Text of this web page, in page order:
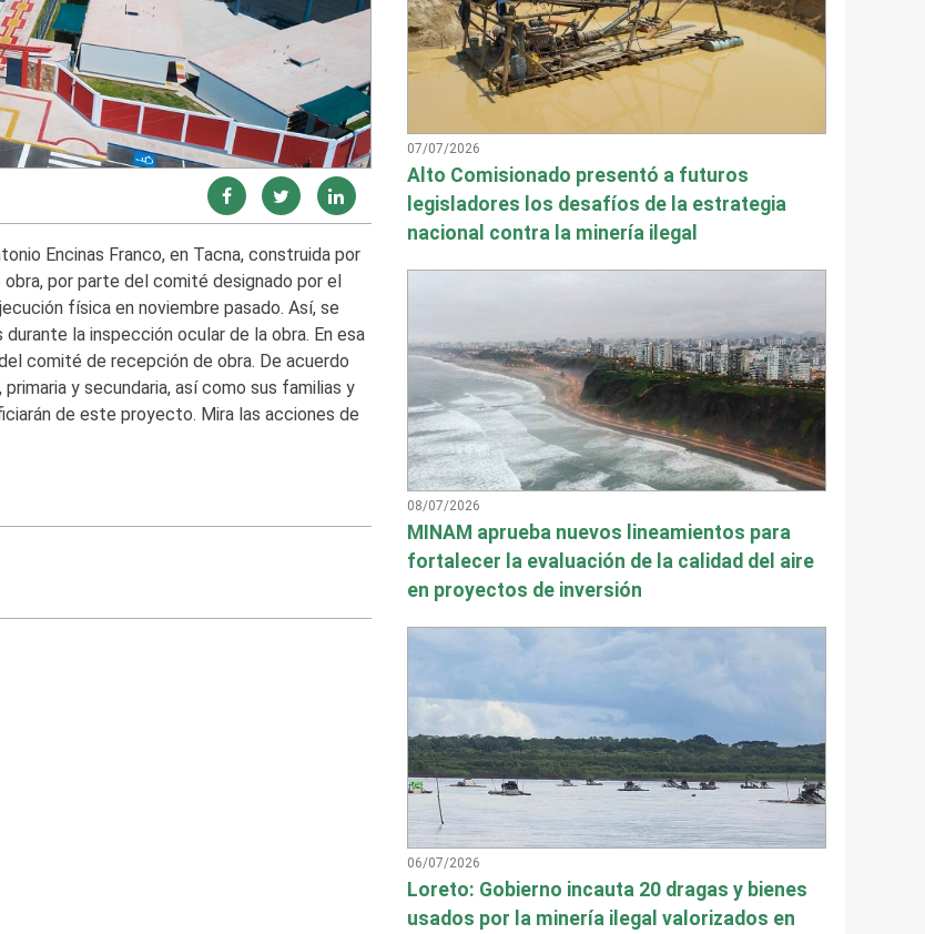
Encinas Franco, en Tacna, construida por
por parte del comité designado por el
física en noviembre pasado. Así, se
la inspección ocular de la obra. En esa
comité de recepción de obra. De acuerdo
y secundaria, así como sus familias y
de este proyecto. Mira las acciones de
07/07/2026
Alto Comisionado presentó a futuros
legisladores los desafíos de la estrategia
nacional contra la minería ilegal
08/07/2026
MINAM aprueba nuevos lineamientos para
fortalecer la evaluación de la calidad del aire
en proyectos de inversión
06/07/2026
Loreto: Gobierno incauta 20 dragas y bienes
usados por la minería ilegal valorizados en